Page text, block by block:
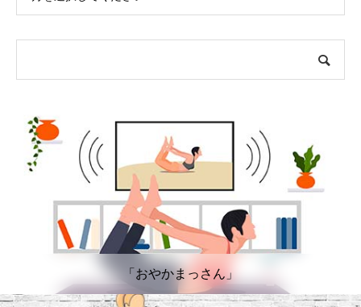
「おやかまっさん」